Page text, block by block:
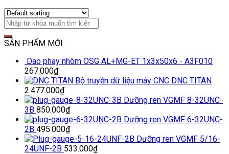
SẢN PHẨM MỚI
Dao phay nhôm OSG AL+MG-ET 1x3x50x6 - A3F010
267.000₫
Bộ truyền dữ liệu máy CNC DNC TITAN
2.477.000₫
Dưỡng ren VGMF 8-32UNC-
3B 850.000₫
Dưỡng ren VGMF 6-32UNC-
2B 495.000₫
Dưỡng ren VGMF 5/16-
24UNF-2B 533.000₫